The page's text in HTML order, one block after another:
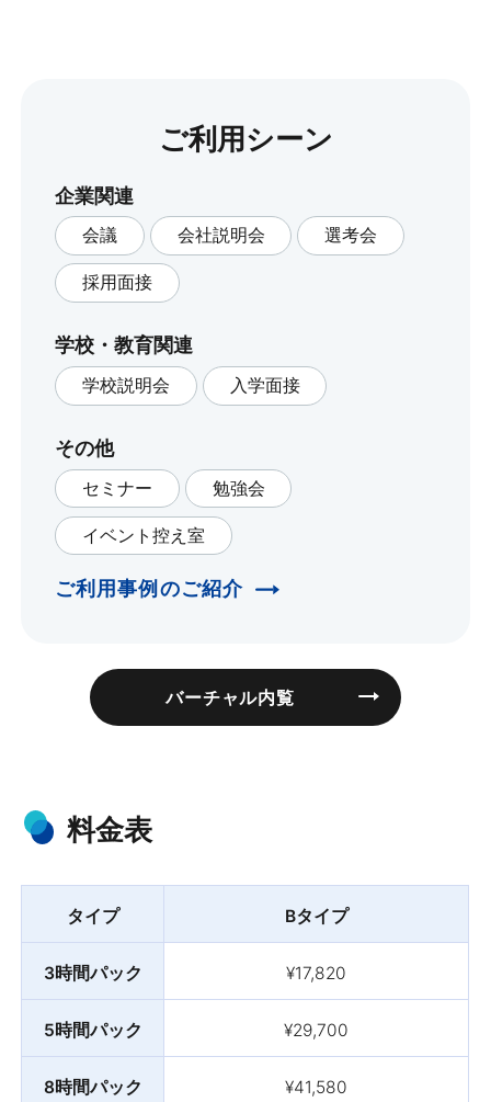
ご利用シーン
企業関連
会議 会社説明会 選考会
採用面接
学校・教育関連
学校説明会 入学面接
その他
セミナー 勉強会
イベント控え室
ご利用事例のご紹介
バーチャル内覧
料金表
タイプ Bタイプ
3時間パック ¥17,820
5時間パック ¥29,700
8時間パック ¥41,580